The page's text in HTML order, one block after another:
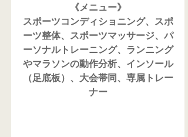
《メニュー》
スポーツコンディショニング、スポ
ーツ整体、スポーツマッサージ、パ
ーソナルトレーニング、ランニング
やマラソンの動作分析、インソール
（足底板）、大会帯同、専属トレー
ナー